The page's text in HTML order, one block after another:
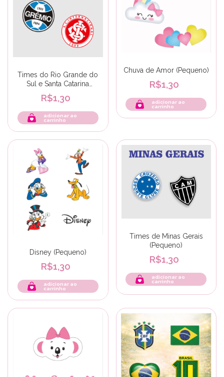
Times do Rio Grande do
Sul e Santa Catarina
(Pequeno)
R$1,30
adicionar ao
carrinho
Chuva de Amor (Pequeno)
R$1,30
adicionar ao
carrinho
Disney (Pequeno)
R$1,30
adicionar ao
carrinho
Times de Minas Gerais
(Pequeno)
R$1,30
adicionar ao
carrinho